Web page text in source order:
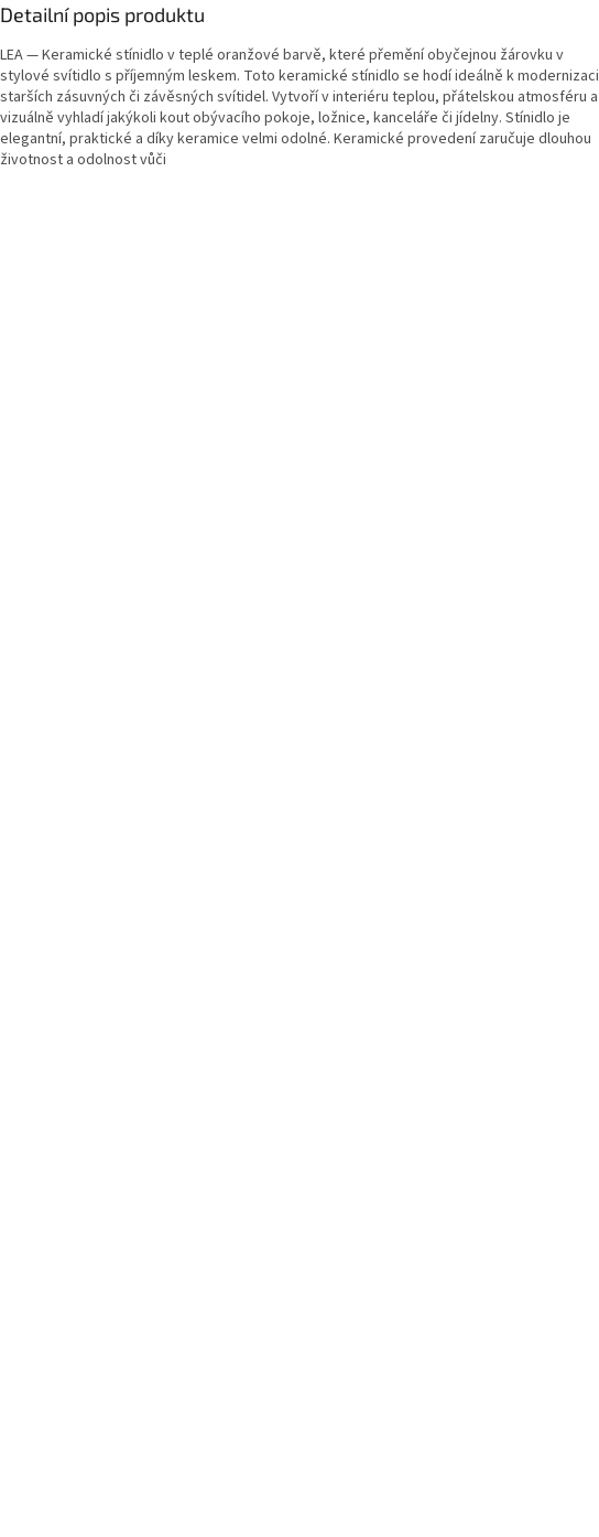
Detailní popis produktu
LEA — Keramické stínidlo v teplé oranžové barvě, které přemění obyčejnou žárovku v
stylové svítidlo s příjemným leskem. Toto keramické stínidlo se hodí ideálně k modernizaci
starších zásuvných či závěsných svítidel. Vytvoří v interiéru teplou, přátelskou atmosféru a
vizuálně vyhladí jakýkoli kout obývacího pokoje, ložnice, kanceláře či jídelny. Stínidlo je
elegantní, praktické a díky keramice velmi odolné. Keramické provedení zaručuje dlouhou
životnost a odolnost vůči